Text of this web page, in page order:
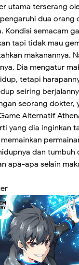
utama terserang
dua orang
Kondisi semacam
tapi tidak mau
makanannya.
Dia mengatur
tetapi
seiring
seorang dokter,
Alternatif
yang dia inginkan
dan tumbuh
apa-apa selain